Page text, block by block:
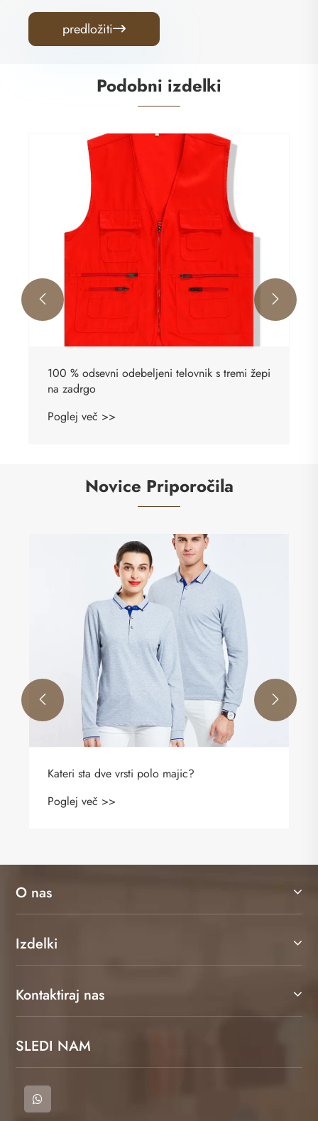
predložiti
Podobni izdelki
100 % odsevni odebeljeni telovnik s tremi žepi
na zadrgo
Poglej več >>
 
Novice Priporočila
Kateri sta dve vrsti polo majic?
Poglej več >>
 
O nas
Izdelki
Kontaktiraj nas
SLEDI NAM